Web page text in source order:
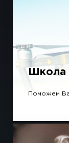
Школа
Поможем